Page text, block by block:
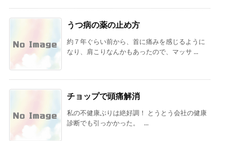
うつ病の薬の止め方
約７年ぐらい前から、首に痛みを感じるように
なり、肩こりなんかもあったので、マッサ ...
チョップで頭痛解消
私の不健康ぶりは絶好調！ とうとう会社の健康
診断でも引っかかった。 ...